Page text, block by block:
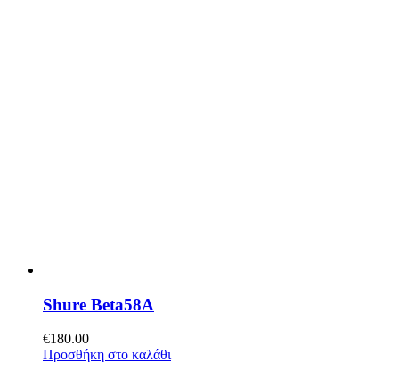
Shure Beta58A
€180.00
Προσθήκη στο καλάθι